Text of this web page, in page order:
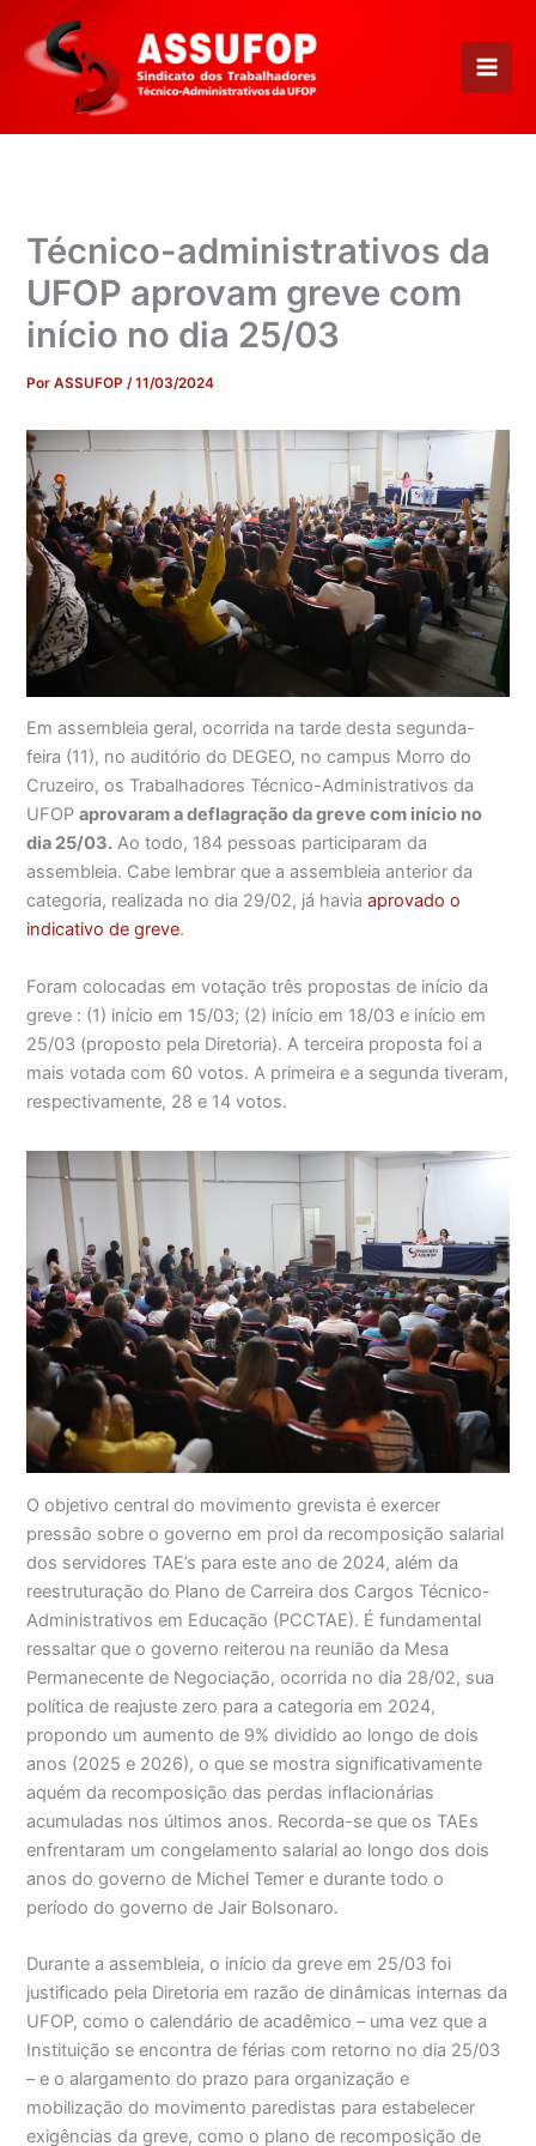
para
conteúdo
Técnico-administrativos da
UFOP aprovam greve com
início no dia 25/03
PorASSUFOP/11/03/2024
Em assembleia geral, ocorrida na tarde desta segunda-
feira (11), no auditório do DEGEO, no campus Morro do
Cruzeiro, os Trabalhadores Técnico-Administrativos da
UFOPaprovaram a deflagração da greve com início no
dia 25/03. Ao todo, 184 pessoas participaram da
assembleia. Cabe lembrar que a assembleia anterior da
categoria, realizada no dia 29/02, já haviaaprovado o
indicativo de greve.
Foram colocadas em votação três propostas de início da
greve : (1) início em 15/03; (2) início em 18/03 e início em
25/03 (proposto pela Diretoria). A terceira proposta foi a
mais votada com 60 votos. A primeira e a segunda tiveram,
respectivamente, 28 e 14 votos.
O objetivo central do movimento grevista é exercer
pressão sobre o governo em prol da recomposição salarial
dos servidores TAE’s para este ano de 2024, além da
reestruturação do Plano de Carreira dos Cargos Técnico-
Administrativos em Educação (PCCTAE). É fundamental
ressaltar que o governo reiterou na reunião da Mesa
Permanecente de Negociação, ocorrida no dia 28/02, sua
política de reajuste zero para a categoria em 2024,
propondo um aumento de 9% dividido ao longo de dois
anos (2025 e 2026), o que se mostra significativamente
aquém da recomposição das perdas inflacionárias
acumuladas nos últimos anos. Recorda-se que os TAEs
enfrentaram um congelamento salarial ao longo dos dois
anos do governo de Michel Temer e durante todo o
período do governo de Jair Bolsonaro.
Durante a assembleia, o início da greve em 25/03 foi
justificado pela Diretoria em razão de dinâmicas internas da
UFOP, como o calendário de acadêmico – uma vez que a
Instituição se encontra de férias com retorno no dia 25/03
– e o alargamento do prazo para organização e
mobilização do movimento paredistas para estabelecer
exigências da greve, como o plano de recomposição de